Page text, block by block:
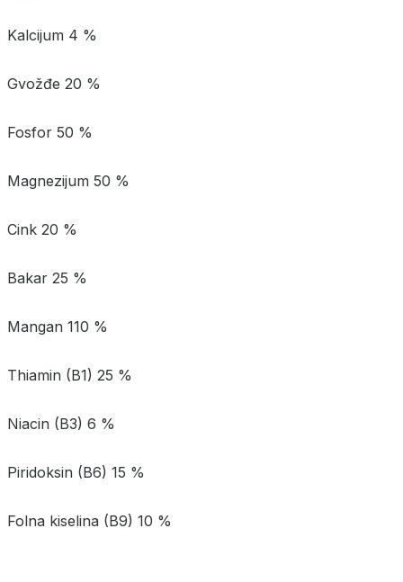
Kalcijum 4 %
Gvožđe 20 %
Fosfor 50 %
Magnezijum 50 %
Cink 20 %
Bakar 25 %
Mangan 110 %
Thiamin (B1) 25 %
Niacin (B3) 6 %
Piridoksin (B6) 15 %
Folna kiselina (B9) 10 %